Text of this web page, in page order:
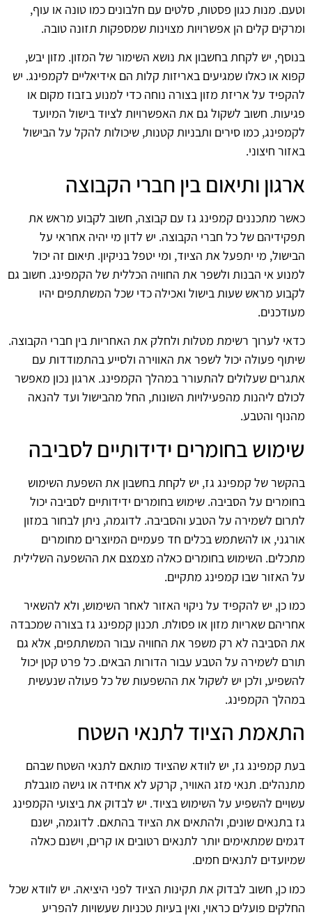
וטעם. מנות כגון פסטות, סלטים עם חלבונים כמו טונה או עוף,
ומרקים קלים הן אפשרויות מצוינות שמספקות תזונה טובה.
בנוסף, יש לקחת בחשבון את נושא השימור של המזון. מזון יבש,
קפוא או כאלו שמגיעים באריזות קלות הם אידיאליים לקמפינג. יש
להקפיד על אריזת מזון בצורה נוחה כדי למנוע בזבוז מקום או
פגיעות. חשוב לשקול גם את האפשרויות לציוד בישול המיועד
לקמפינג, כמו סירים ותבניות קטנות, שיכולות להקל על הבישול
באזור חיצוני.
ארגון ותיאום בין חברי הקבוצה
כאשר מתכננים קמפינג גז עם קבוצה, חשוב לקבוע מראש את
תפקידיהם של כל חברי הקבוצה. יש לדון מי יהיה אחראי על
הבישול, מי יתפעל את הציוד, ומי יטפל בניקיון. תיאום זה יכול
למנוע אי הבנות ולשפר את החוויה הכללית של הקמפינג. חשוב גם
לקבוע מראש שעות בישול ואכילה כדי שכל המשתתפים יהיו
מעודכנים.
כדאי לערוך רשימת מטלות ולחלק את האחריות בין חברי הקבוצה.
שיתוף פעולה יכול לשפר את האווירה ולסייע בהתמודדות עם
אתגרים שעלולים להתעורר במהלך הקמפינג. ארגון נכון מאפשר
לכולם ליהנות מהפעילויות השונות, החל מהבישול ועד להנאה
מהנוף והטבע.
שימוש בחומרים ידידותיים לסביבה
בהקשר של קמפינג גז, יש לקחת בחשבון את השפעת השימוש
בחומרים על הסביבה. שימוש בחומרים ידידותיים לסביבה יכול
לתרום לשמירה על הטבע והסביבה. לדוגמה, ניתן לבחור במזון
אורגני, או להשתמש בכלים חד פעמיים המיוצרים מחומרים
מתכלים. השימוש בחומרים כאלה מצמצם את ההשפעה השלילית
על האזור שבו קמפינג מתקיים.
כמו כן, יש להקפיד על ניקוי האזור לאחר השימוש, ולא להשאיר
אחריהם שאריות מזון או פסולת. תכנון קמפינג גז בצורה שמכבדה
את הסביבה לא רק משפר את החוויה עבור המשתתפים, אלא גם
תורם לשמירה על הטבע עבור הדורות הבאים. כל פרט קטן יכול
להשפיע, ולכן יש לשקול את ההשפעות של כל פעולה שנעשית
במהלך הקמפינג.
התאמת הציוד לתנאי השטח
בעת קמפינג גז, יש לוודא שהציוד מותאם לתנאי השטח שבהם
מתנהלים. תנאי מזג האוויר, קרקע לא אחידה או גישה מוגבלת
עשויים להשפיע על השימוש בציוד. יש לבדוק את ביצועי הקמפינג
גז בתנאים שונים, ולהתאים את הציוד בהתאם. לדוגמה, ישנם
דגמים שמתאימים יותר לתנאים רטובים או קרים, וישנם כאלה
שמיועדים לתנאים חמים.
כמו כן, חשוב לבדוק את תקינות הציוד לפני היציאה. יש לוודא שכל
החלקים פועלים כראוי, ואין בעיות טכניות שעשויות להפריע